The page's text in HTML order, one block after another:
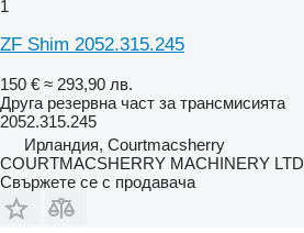
1
ZF Shim 2052.315.245
150 € ≈ 293,90 лв.
Друга резервна част за трансмисията
2052.315.245
Ирландия, Courtmacsherry
COURTMACSHERRY MACHINERY LTD
Свържете се с продавача